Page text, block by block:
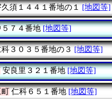
須１４４１番地の１ [地図等]
７４番地 [地図等]
３０３５番地の３ [地図等]
安良里３２１番地 [地図等]
町仁科６５１番地 [地図等]